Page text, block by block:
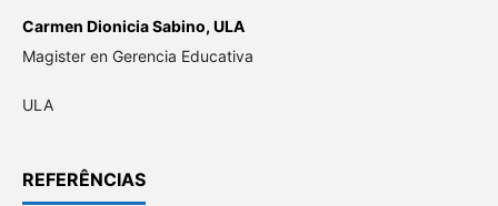
Carmen Dionicia Sabino, ULA
Magister en Gerencia Educativa
ULA
REFERÊNCIAS